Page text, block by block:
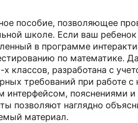
пособие, позволяющее
школе. Если ваш ребенок
в программе
по математике.
классов, разработана с
требований при работе
интерфейсом, пояснениями
позволяют наглядно
материал.